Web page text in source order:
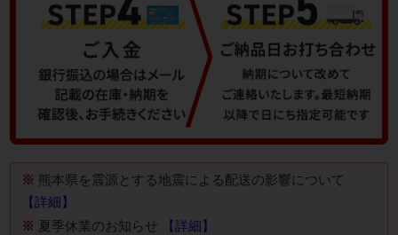
※ 熊本県を震源とする地震による配送の影響について
【詳細】
※ 夏季休業のお知らせ
【詳細】